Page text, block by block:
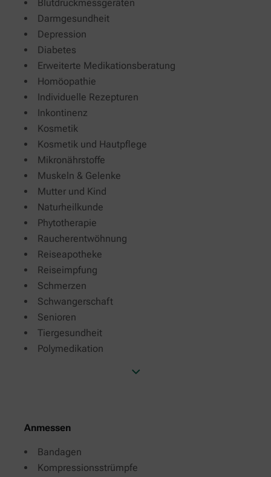
Blutdruckmessgeräten
Darmgesundheit
Depression
Diabetes
Erweiterte Medikationsberatung
Homöopathie
Individuelle Rezepturen
Inkontinenz
Kosmetik
Kosmetik und Hautpflege
Mikronährstoffe
Muskeln & Gelenke
Mutter und Kind
Naturheilkunde
Phytotherapie
Raucherentwöhnung
Reiseapotheke
Reiseimpfung
Schmerzen
Schwangerschaft
Senioren
Tiergesundheit
Polymedikation
Anmessen
Bandagen
Kompressionsstrümpfe